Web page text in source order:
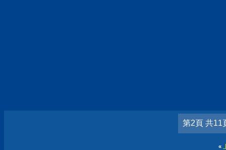
第2頁 共11
«